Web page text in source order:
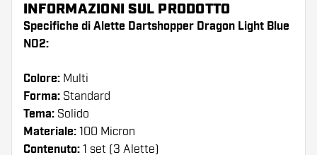
INFORMAZIONI SUL PRODOTTO
Specifiche di Alette Dartshopper Dragon Light Blue
NO2:
Colore: Multi
Forma: Standard
Tema: Solido
Materiale: 100 Micron
Contenuto: 1 set (3 Alette)